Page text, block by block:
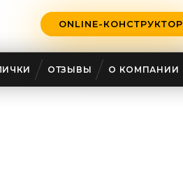
ONLINE-КОНСТРУКТОР
ОТЗЫВЫ О КОМПАНИИ